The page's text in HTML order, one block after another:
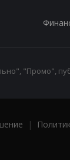
"Промо",
|